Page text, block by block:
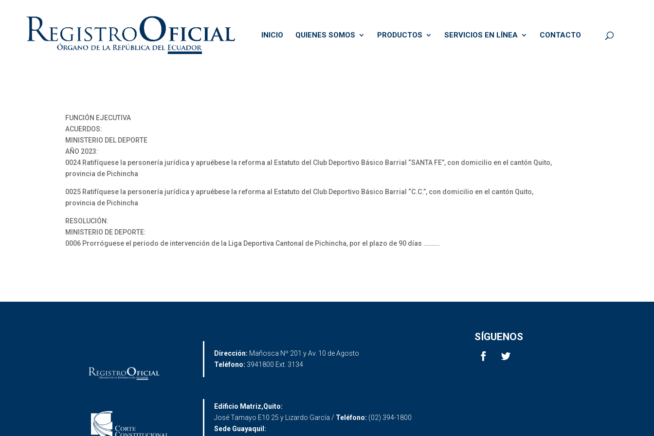
INICIO QUIENES SOMOS PRODUCTOS SERVICIOS EN LÍNEA CONTACTO
FUNCIÓN EJECUTIVA
ACUERDOS:
MINISTERIO DEL DEPORTE
AÑO 2023:
0024 Ratifíquese la personería jurídica y apruébese la reforma al Estatuto del Club Deportivo Básico Barrial “SANTA FE”, con domicilio en el cantón Quito,
provincia de Pichincha
0025 Ratifíquese la personería jurídica y apruébese la reforma al Estatuto del Club Deportivo Básico Barrial “C.C.”, con domicilio en el cantón Quito,
provincia de Pichincha
RESOLUCIÓN:
MINISTERIO DE DEPORTE:
0006 Prorróguese el periodo de intervención de la Liga Deportiva Cantonal de Pichincha, por el plazo de 90 días ……….
Dirección: Mañosca Nº 201 y Av. 10 de Agosto
Teléfono: 3941800 Ext. 3134
SÍGUENOS
Edificio Matriz,Quito:
José Tamayo E10 25 y Lizardo García / Teléfono: (02) 394-1800
Sede Guayaquil: